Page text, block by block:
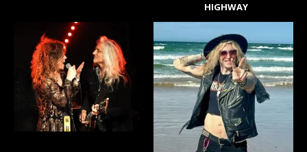
HIGHWAY